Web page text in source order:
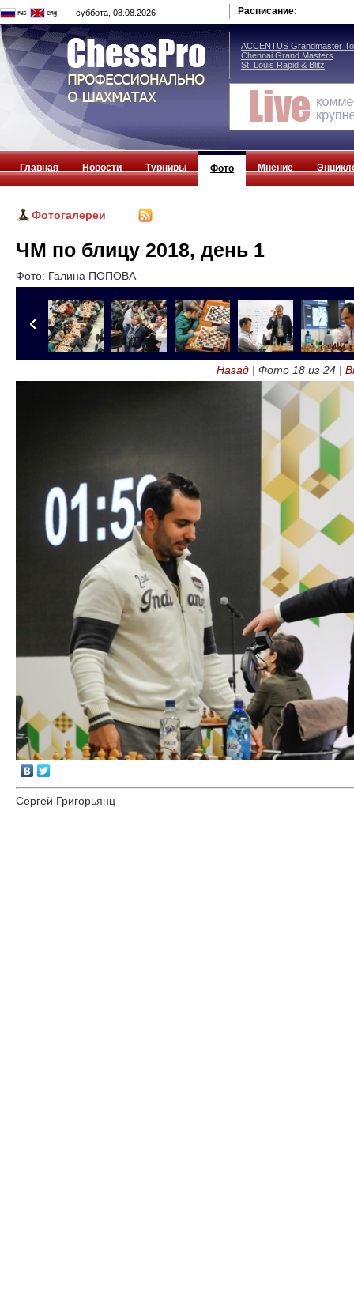
суббота, 08.08.2026 Расписание:
ACCENTUS Grandmaster
Chennai Grand Masters
St. Louis Rapid & Blitz
Главная Новости Турниры Фото Мнение
Фотогалереи
ЧМ по блицу 2018, день 1
Фото: Галина ПОПОВА
Назад | Фото 18 из 24 |
Сергей Григорьянц